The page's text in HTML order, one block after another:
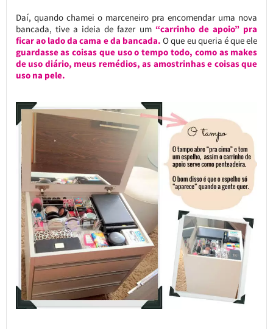
Daí, quando chamei o marceneiro pra encomendar uma nova
bancada, tive a ideia de fazer um “carrinho de apoio” pra
ficar ao lado da cama e da bancada. O que eu queria é que ele
guardasse as coisas que uso o tempo todo, como as makes
de uso diário, meus remédios, as amostrinhas e coisas que
uso na pele.